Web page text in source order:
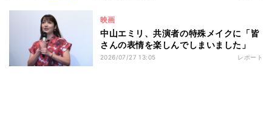
映画
中山エミリ、共演者の特殊メイクに「皆
さんの表情を楽しんでしまいました」
2026/07/27 13:05 レポート